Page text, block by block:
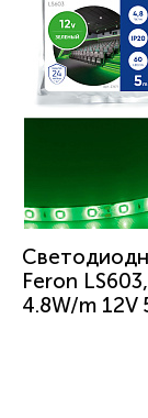
Feron
4.8W/m 12V